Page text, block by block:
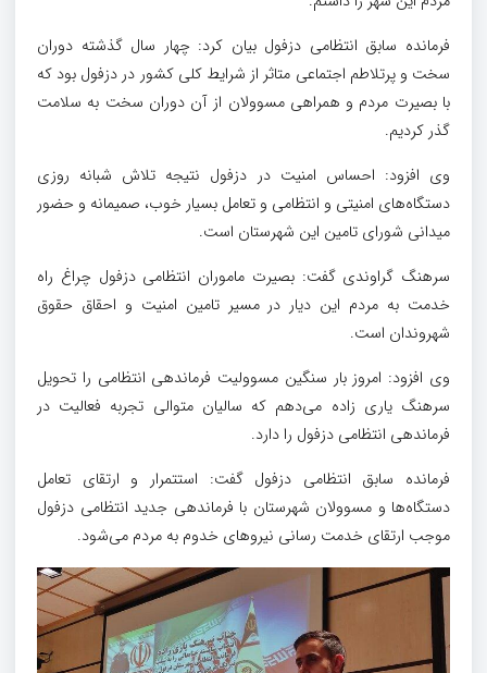
فرمانده سابق انتظامی دزفول بیان کرد: چهار سال گذشته دوران
سخت و پرتلاطم اجتماعی متاثر از شرایط کلی کشور در دزفول بود که
با بصیرت مردم و همراهی مسوولان از آن دوران سخت به سلامت
گذر کردیم.
وی افزود: احساس امنیت در دزفول نتیجه تلاش شبانه روزی
دستگاه‌های امنیتی و انتظامی و تعامل بسیار خوب، صمیمانه و حضور
میدانی شورای تامین این شهرستان است.
سرهنگ گراوندی گفت: بصیرت ماموران انتظامی دزفول چراغ راه
خدمت به مردم این دیار در مسیر تامین امنیت و احقاق حقوق
شهروندان است.
وی افزود: امروز بار سنگین مسوولیت فرماندهی انتظامی را تحویل
سرهنگ یاری زاده می‌دهم که سالیان متوالی تجربه فعالیت در
فرماندهی انتظامی دزفول را دارد.
فرمانده سابق انتظامی دزفول گفت: استتمرار و ارتقای تعامل
دستگاه‌ها و مسوولان شهرستان با فرماندهی جدید انتظامی دزفول
موجب ارتقای خدمت رسانی نیروهای خدوم به مردم می‌شود.